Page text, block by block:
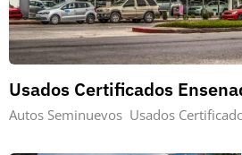
Usados Certificados
Autos Seminuevos Usados